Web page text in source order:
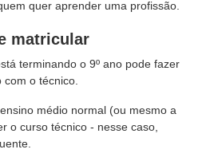
quer aprender uma profissão.
matricular
terminando o 9º ano pode fazer
o técnico.
médio normal (ou mesmo a
o curso técnico - nesse caso,